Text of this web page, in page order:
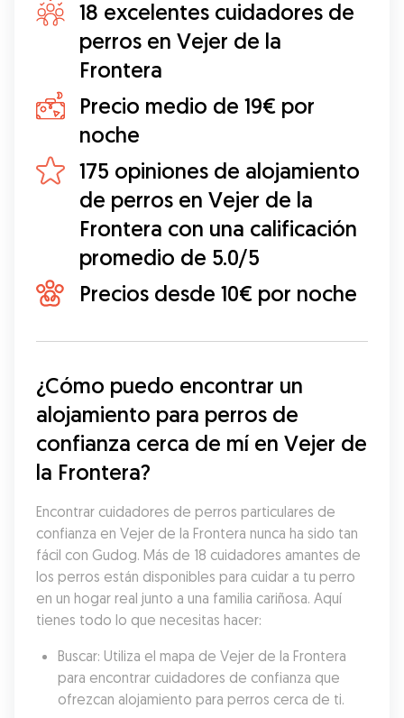
18 excelentes cuidadores de
perros en Vejer de la
Frontera
Precio medio de 19€ por
noche
175 opiniones de alojamiento
de perros en Vejer de la
Frontera con una calificación
promedio de 5.0/5
Precios desde 10€ por noche
¿Cómo puedo encontrar un
alojamiento para perros de
confianza cerca de mí en Vejer de
la Frontera?
Encontrar cuidadores de perros particulares de
confianza en Vejer de la Frontera nunca ha sido tan
fácil con Gudog. Más de 18 cuidadores amantes de
los perros están disponibles para cuidar a tu perro
en un hogar real junto a una familia cariñosa. Aquí
tienes todo lo que necesitas hacer:
Buscar: Utiliza el mapa de Vejer de la Frontera
para encontrar cuidadores de confianza que
ofrezcan alojamiento para perros cerca de ti.